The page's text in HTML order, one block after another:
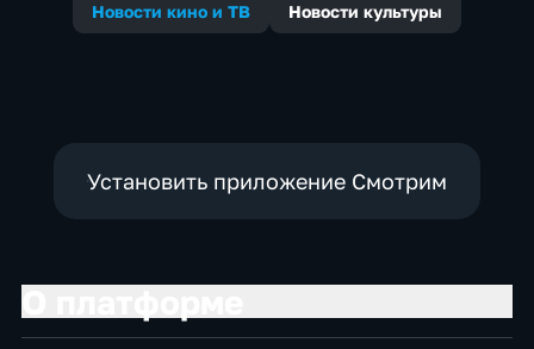
Новости кино и ТВ Новости культуры
Установить приложение Смотрим